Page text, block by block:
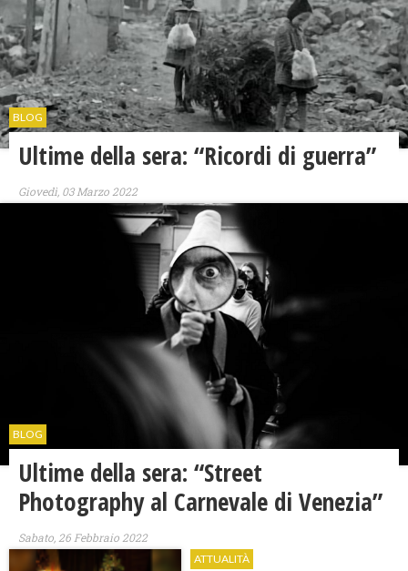
BLOG
Ultime della sera: “Ricordi di guerra”
Giovedì, 03 Marzo 2022
BLOG
Ultime della sera: “Street
Photography al Carnevale di Venezia”
Sabato, 26 Febbraio 2022
ATTUALITÀ